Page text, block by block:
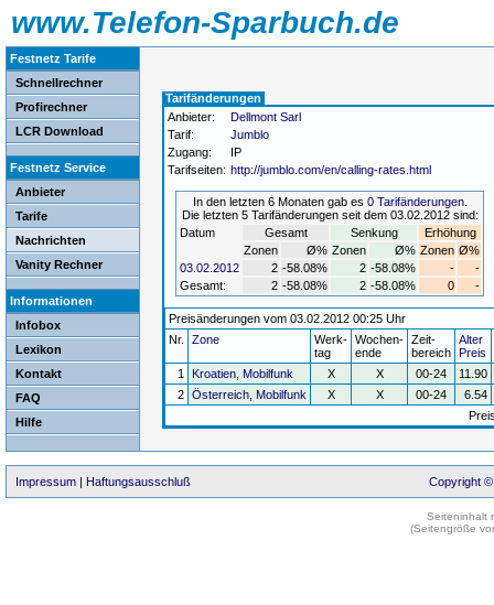
www.Telefon-Sparbuch.de
Festnetz Tarife
Schnellrechner
Profirechner
LCR Download
Festnetz Service
Anbieter
Tarife
Nachrichten
Vanity Rechner
Informationen
Infobox
Lexikon
Kontakt
FAQ
Hilfe
Tarifänderungen
Anbieter:
Dellmont Sarl
Tarif:
Jumblo
Zugang:
IP
Tarifseiten: http://jumblo.com/en/calling-rates.html
In den letzten 6 Monaten gab es 0 Tarifänderungen.
Die letzten 5 Tarifänderungen seit dem 03.02.2012 sind:
Datum
Gesamt Senkung
Erhöhung
Zonen
Ø% Zonen Ø% Zonen Ø%
03.02.2012
2 -58.08% 2 -58.08% -
-
Gesamt:
2 -58.08% 2 -58.08% 0 -
Preisänderungen vom 03.02.2012 00:25 Uhr
Nr.
Zone
Werk-
tag
Wochen-
ende
Zeit-
bereich
Alter
Preis
1
Kroatien, Mobilfunk X X 00-24
11.90
2 Österreich, Mobilfunk X X 00-24
6.54
Impressum | Haftungsausschluß Copyright ©
Seiteninhalt
(Seitengröße